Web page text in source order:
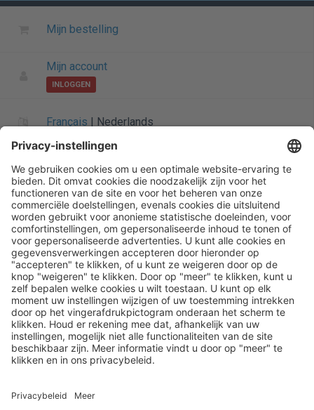
Mijn bestelling
Mijn account
INLOGGEN
Français Nederlands
Informatie over Henry Schein
Algemene startpagina
Startpagina
Siteoverzicht
Privacybeleid
Leveringsvoorwaarden